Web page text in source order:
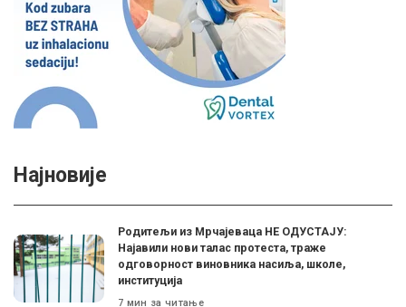
Најновије
Родитељи из Мрчајеваца НЕ ОДУСТАЈУ:
Најавили нови талас протеста, траже
одговорност виновника насиља, школе,
институција
7 мин за читање